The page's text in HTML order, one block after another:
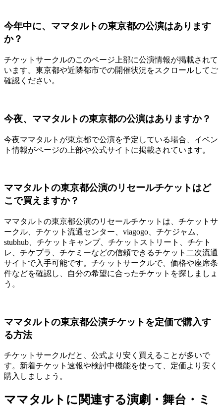
今年中に、ママタルトの東京都の公演はあります
か？
チケットサークルのこのページ上部に公演情報が掲載されて
います。東京都や近隣都市での開催状況をスクロールしてご
確認ください。
今夜、ママタルトの東京都の公演はありますか？
今夜ママタルトが東京都で公演を予定している場合、イベン
ト情報がページの上部や公式サイトに掲載されています。
ママタルトの東京都公演のリセールチケットはど
こで買えますか？
ママタルトの東京都公演のリセールチケットは、チケットサ
ークル、チケット流通センター、viagogo、チケジャム、
stubhub、チケットキャンプ、チケットストリート、チケト
レ、チケプラ、チケミーなどの信頼できるチケット二次流通
サイトで入手可能です。チケットサークルで、価格や座席条
件などを確認し、自分の希望に合ったチケットを探しましょ
う。
ママタルトの東京都公演チケットを定価で購入す
る方法
チケットサークルだと、公式より安く買えることが多いで
す。新着チケット速報や検討中機能を使って、定価より安く
購入しましょう。
ママタルトに関連する演劇・舞台・ミ